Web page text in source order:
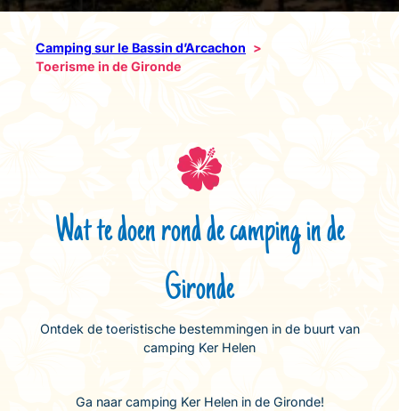
Camping sur le Bassin d’Arcachon
Toerisme in de Gironde
Wat te doen rond de camping in de
Gironde
Ontdek de toeristische bestemmingen in de buurt van
camping Ker Helen
Ga naar camping Ker Helen in de Gironde!